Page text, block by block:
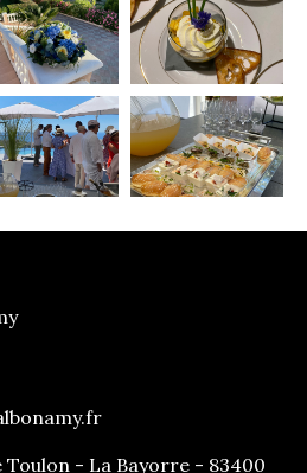
Toulon - La Bayorre - 83400